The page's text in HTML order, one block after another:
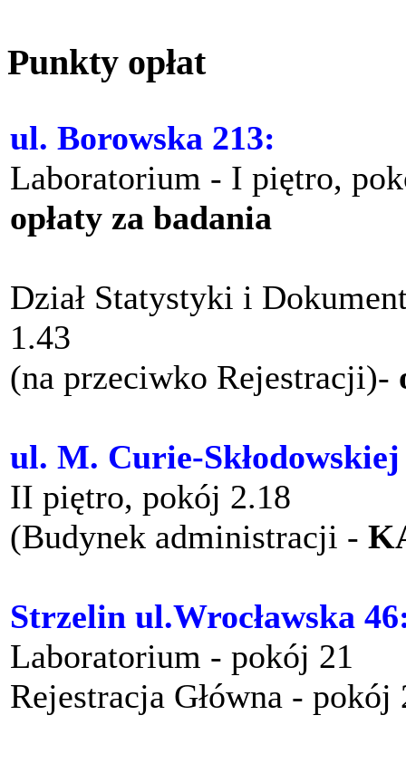
Punkty opłat
ul. Borowska 213:
Laboratorium - I piętro,
opłaty za badania
Dział Statystyki i
1.43
(na przeciwko Rejestracji)-
ul. M. Curie-Skłodowskiej
II piętro, pokój 2.18
(Budynek administracji -
Strzelin ul.Wrocławska
Laboratorium - pokój 21
Rejestracja Główna -